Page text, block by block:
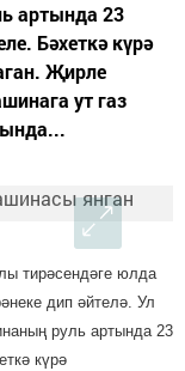
артында 23
Бәхеткә күрә
Җирле
ут газ
тирәсендәге юлда
дип әйтелә. Ул
руль артында 23
күрә